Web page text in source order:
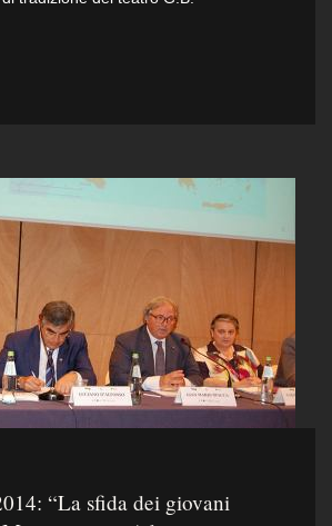
“La sfida dei giovani